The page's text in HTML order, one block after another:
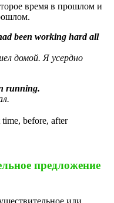
время в прошлом и
been working hard all
домой. Я усердно
running.
before, after
предложение
или